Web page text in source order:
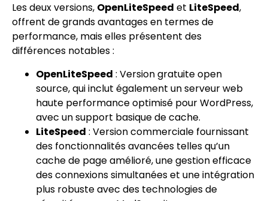
Les deux versions, OpenLiteSpeed et LiteSpeed,
offrent de grands avantages en termes de
performance, mais elles présentent des
différences notables :
OpenLiteSpeed : Version gratuite open
source, qui inclut également un serveur web
haute performance optimisé pour WordPress,
avec un support basique de cache.
LiteSpeed : Version commerciale fournissant
des fonctionnalités avancées telles qu’un
cache de page amélioré, une gestion efficace
des connexions simultanées et une intégration
plus robuste avec des technologies de